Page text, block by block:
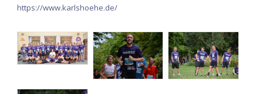
https://www.karlshoehe.de/